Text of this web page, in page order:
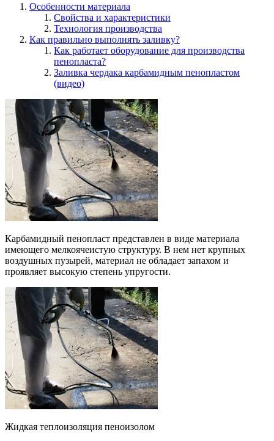
Особенности материала
Свойства и характеристики
Технология производства
Как правильно выполнять заливку?
Как работает оборудование для производства
пенопласта?
Заливка чердака карбамидным пенопластом
(видео)
Карбамидный пенопласт представлен в виде материала
имеющего мелкоячеистую структуру. В нем нет крупных
воздушных пузырей, материал не обладает запахом и
проявляет высокую степень упругости.
Жидкая теплоизоляция пеноизолом